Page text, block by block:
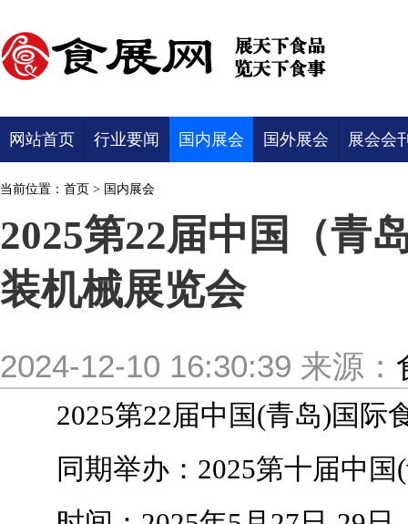
网站首页 行业要闻 国内展会 国外展会 展会会
当前位置： 首页 > 国内展会
2025第22届中国（青
装机械展览会
2024-12-10 16:30:39 来源：
2025第22届中国(青岛)国际
同期举办：2025第十届中国(